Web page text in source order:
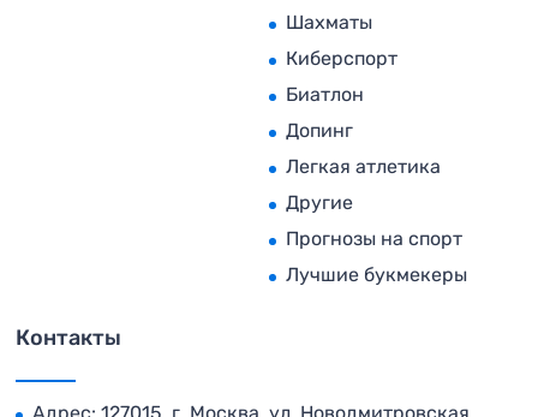
Шахматы
Киберспорт
Биатлон
Допинг
Легкая атлетика
Другие
Прогнозы на спорт
Лучшие букмекеры
Контакты